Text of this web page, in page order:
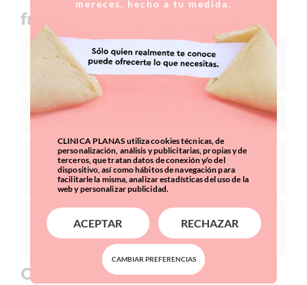
frecuentes
¿Qué factores facilitan la aparición de
los dedos de martillo?
¿Cuándo podré caminar?
¿cuánto tiempo he de esperar para
poder practicar deporte?
¿Cuándo podré volver a usar calzado
con tacones?
Opinión experto
mereces, hecho a tu medida.
CLINICA PLANAS utiliza cookies técnicas, de
personalización, análisis y publicitarias, propias y de
terceros, que tratan datos de conexión y/o del
dispositivo, así como hábitos de navegación para
facilitarle la misma, analizar estadísticas del uso de la
web y personalizar publicidad.
ACEPTAR RECHAZAR
CAMBIAR PREFERENCIAS